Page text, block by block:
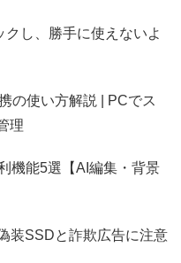
し、勝手に使えないよ
の使い方解説 | PCでス
理
機能5選【AI編集・背景
装SSDと詐欺広告に注意